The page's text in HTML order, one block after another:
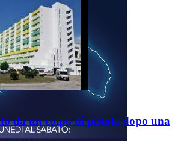
da un colpo di pistola dopo una